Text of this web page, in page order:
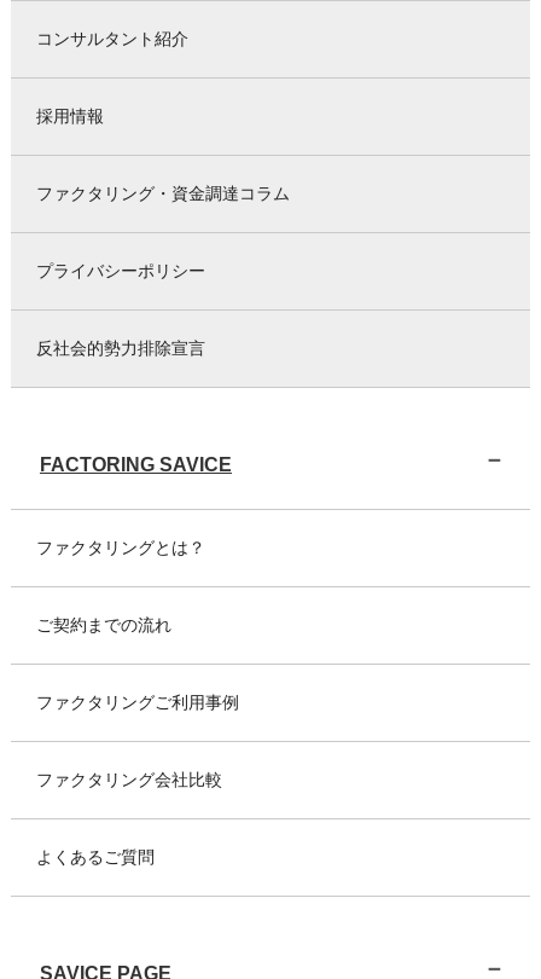
コンサルタント紹介
採用情報
ファクタリング・資金調達コラム
プライバシーポリシー
反社会的勢力排除宣言
FACTORING SAVICE
ファクタリングとは？
ご契約までの流れ
ファクタリングご利用事例
ファクタリング会社比較
よくあるご質問
SAVICE PAGE